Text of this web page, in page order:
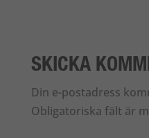
SKICKA
Din e-postadress
Obligatoriska fält är